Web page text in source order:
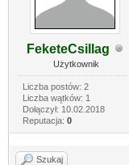
FeketeCsillag
Użytkownik
Liczba postów: 2
Liczba wątków: 1
Dołączył: 10.02.2018
Reputacja: 0
Szukaj